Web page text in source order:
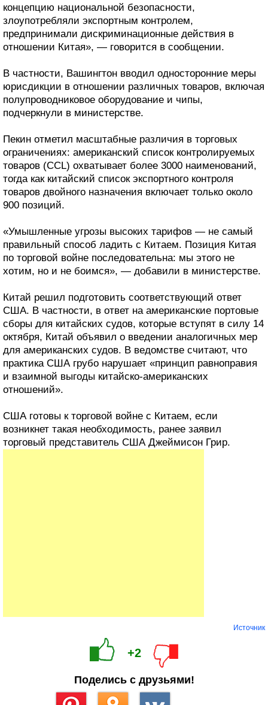
концепцию национальной безопасности,
злоупотребляли экспортным контролем,
предпринимали дискриминационные действия в
отношении Китая», — говорится в сообщении.
В частности, Вашингтон вводил односторонние меры
юрисдикции в отношении различных товаров, включая
полупроводниковое оборудование и чипы,
подчеркнули в министерстве.
Пекин отметил масштабные различия в торговых
ограничениях: американский список контролируемых
товаров (CCL) охватывает более 3000 наименований,
тогда как китайский список экспортного контроля
товаров двойного назначения включает только около
900 позиций.
«Умышленные угрозы высоких тарифов — не самый
правильный способ ладить с Китаем. Позиция Китая
по торговой войне последовательна: мы этого не
хотим, но и не боимся», — добавили в министерстве.
Китай решил подготовить соответствующий ответ
США. В частности, в ответ на американские портовые
сборы для китайских судов, которые вступят в силу 14
октября, Китай объявил о введении аналогичных мер
для американских судов. В ведомстве считают, что
практика США грубо нарушает «принцип равноправия
и взаимной выгоды китайско-американских
отношений».
США готовы к торговой войне с Китаем, если
возникнет такая необходимость, ранее заявил
торговый представитель США Джеймисон Грир.
Источник
+2
Поделись с друзьями!